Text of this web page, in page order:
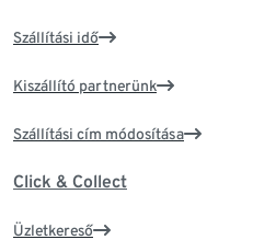
Szállítási idő
Kiszállító partnerünk
Szállítási cím módosítása
Click & Collect
Üzletkereső